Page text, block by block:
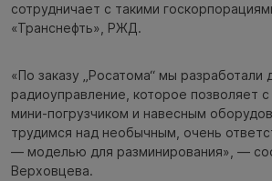
сотрудничает с такими
«Транснефть», РЖД.
«По заказу „Росатома“ мы разработали
радиоуправление, которое позволяет с
мини-погрузчиком и навесным
трудимся над необычным, очень
— моделью для разминирования», —
Верховцева.